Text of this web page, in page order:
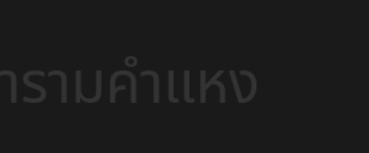
ามคำแหง